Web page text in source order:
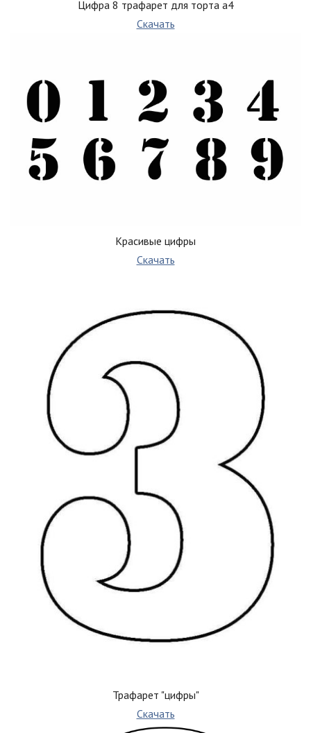
Цифра 8 трафарет для торта а4
Скачать
Красивые цифры
Скачать
Трафарет "цифры"
Скачать